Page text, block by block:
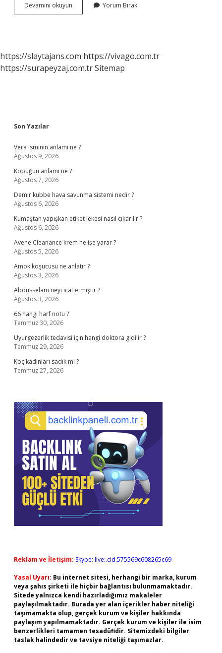
Devamını okuyun Vejeteryan
Kaç
Yorum Bırak
https://slaytajans.com https://vivago.com.tr
https://surapeyzaj.com.trSitemap
Sidebar
Son Yazılar
Vera isminin anlamı ne ?
Ağustos 9, 2026
Köpüğün anlamı ne ?
Ağustos 7, 2026
Demir kubbe hava savunma sistemi nedir ?
Ağustos 6, 2026
Kumaştan yapışkan etiket lekesi nasıl çıkarılır ?
Ağustos 6, 2026
Avene Cleanance krem ne işe yarar ?
Ağustos 5, 2026
Amok koşucusu ne anlatır ?
Ağustos 3, 2026
Abdüsselam neyi icat etmiştir ?
Ağustos 3, 2026
66 hangi harf notu ?
Temmuz 30, 2026
Uyurgezerlik tedavisi için hangi doktora gidilir ?
Temmuz 29, 2026
Koç kadınları sadık mı ?
Temmuz 27, 2026
Reklam ve İletişim: Skype: live:.cid.575569c608265c69
Yasal Uyarı: Bu internet sitesi, herhangi bir marka, kurum
veya şahıs şirketi ile hiçbir bağlantısı bulunmamaktadır.
Sitede yalnızca kendi hazırladığımız makaleler
paylaşılmaktadır. Burada yer alan içerikler haber niteliği
taşımamakta olup, gerçek kurum ve kişiler hakkında
paylaşım yapılmamaktadır. Gerçek kurum ve kişiler ile isim
benzerlikleri tamamen tesadüfidir. Sitemizdeki bilgiler
taslak halindedir ve tavsiye niteliği taşımazlar.